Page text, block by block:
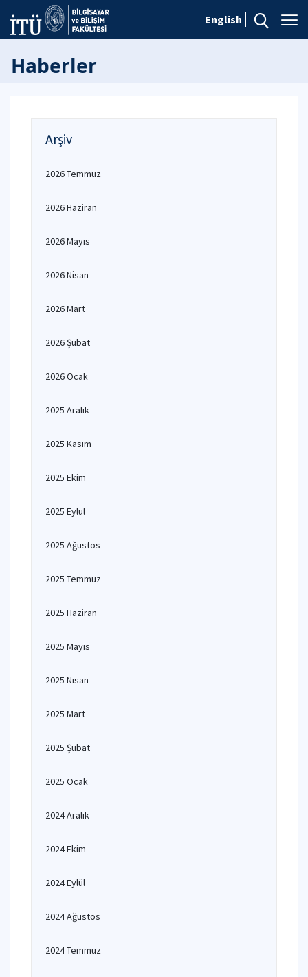
English
Haberler
Arşiv
2026 Temmuz
2026 Haziran
2026 Mayıs
2026 Nisan
2026 Mart
2026 Şubat
2026 Ocak
2025 Aralık
2025 Kasım
2025 Ekim
2025 Eylül
2025 Ağustos
2025 Temmuz
2025 Haziran
2025 Mayıs
2025 Nisan
2025 Mart
2025 Şubat
2025 Ocak
2024 Aralık
2024 Ekim
2024 Eylül
2024 Ağustos
2024 Temmuz